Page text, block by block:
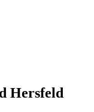
Hersfeld